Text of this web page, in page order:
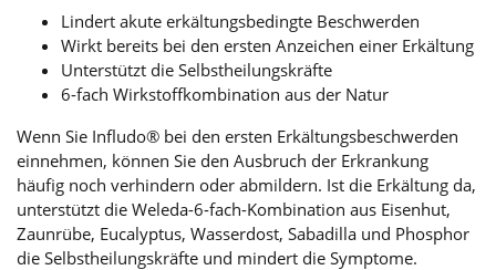
Lindert akute erkältungsbedingte Beschwerden
Wirkt bereits bei den ersten Anzeichen einer Erkältung
Unterstützt die Selbstheilungskräfte
6-fach Wirkstoffkombination aus der Natur
Wenn Sie Infludo® bei den ersten Erkältungsbeschwerden
einnehmen, können Sie den Ausbruch der Erkrankung
häufig noch verhindern oder abmildern. Ist die Erkältung da,
unterstützt die Weleda-6-fach-Kombination aus Eisenhut,
Zaunrübe, Eucalyptus, Wasserdost, Sabadilla und Phosphor
die Selbstheilungskräfte und mindert die Symptome.